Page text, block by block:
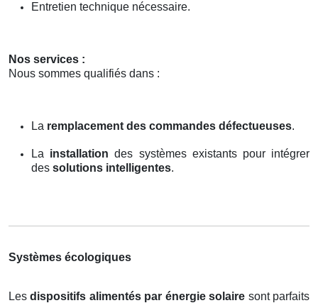
Entretien technique nécessaire.
Nos services :
Nous sommes qualifiés dans :
La remplacement des commandes défectueuses.
La installation des systèmes existants pour intégrer
des solutions intelligentes.
Systèmes écologiques
Lesdispositifs alimentés par énergie solaire sont parfaits